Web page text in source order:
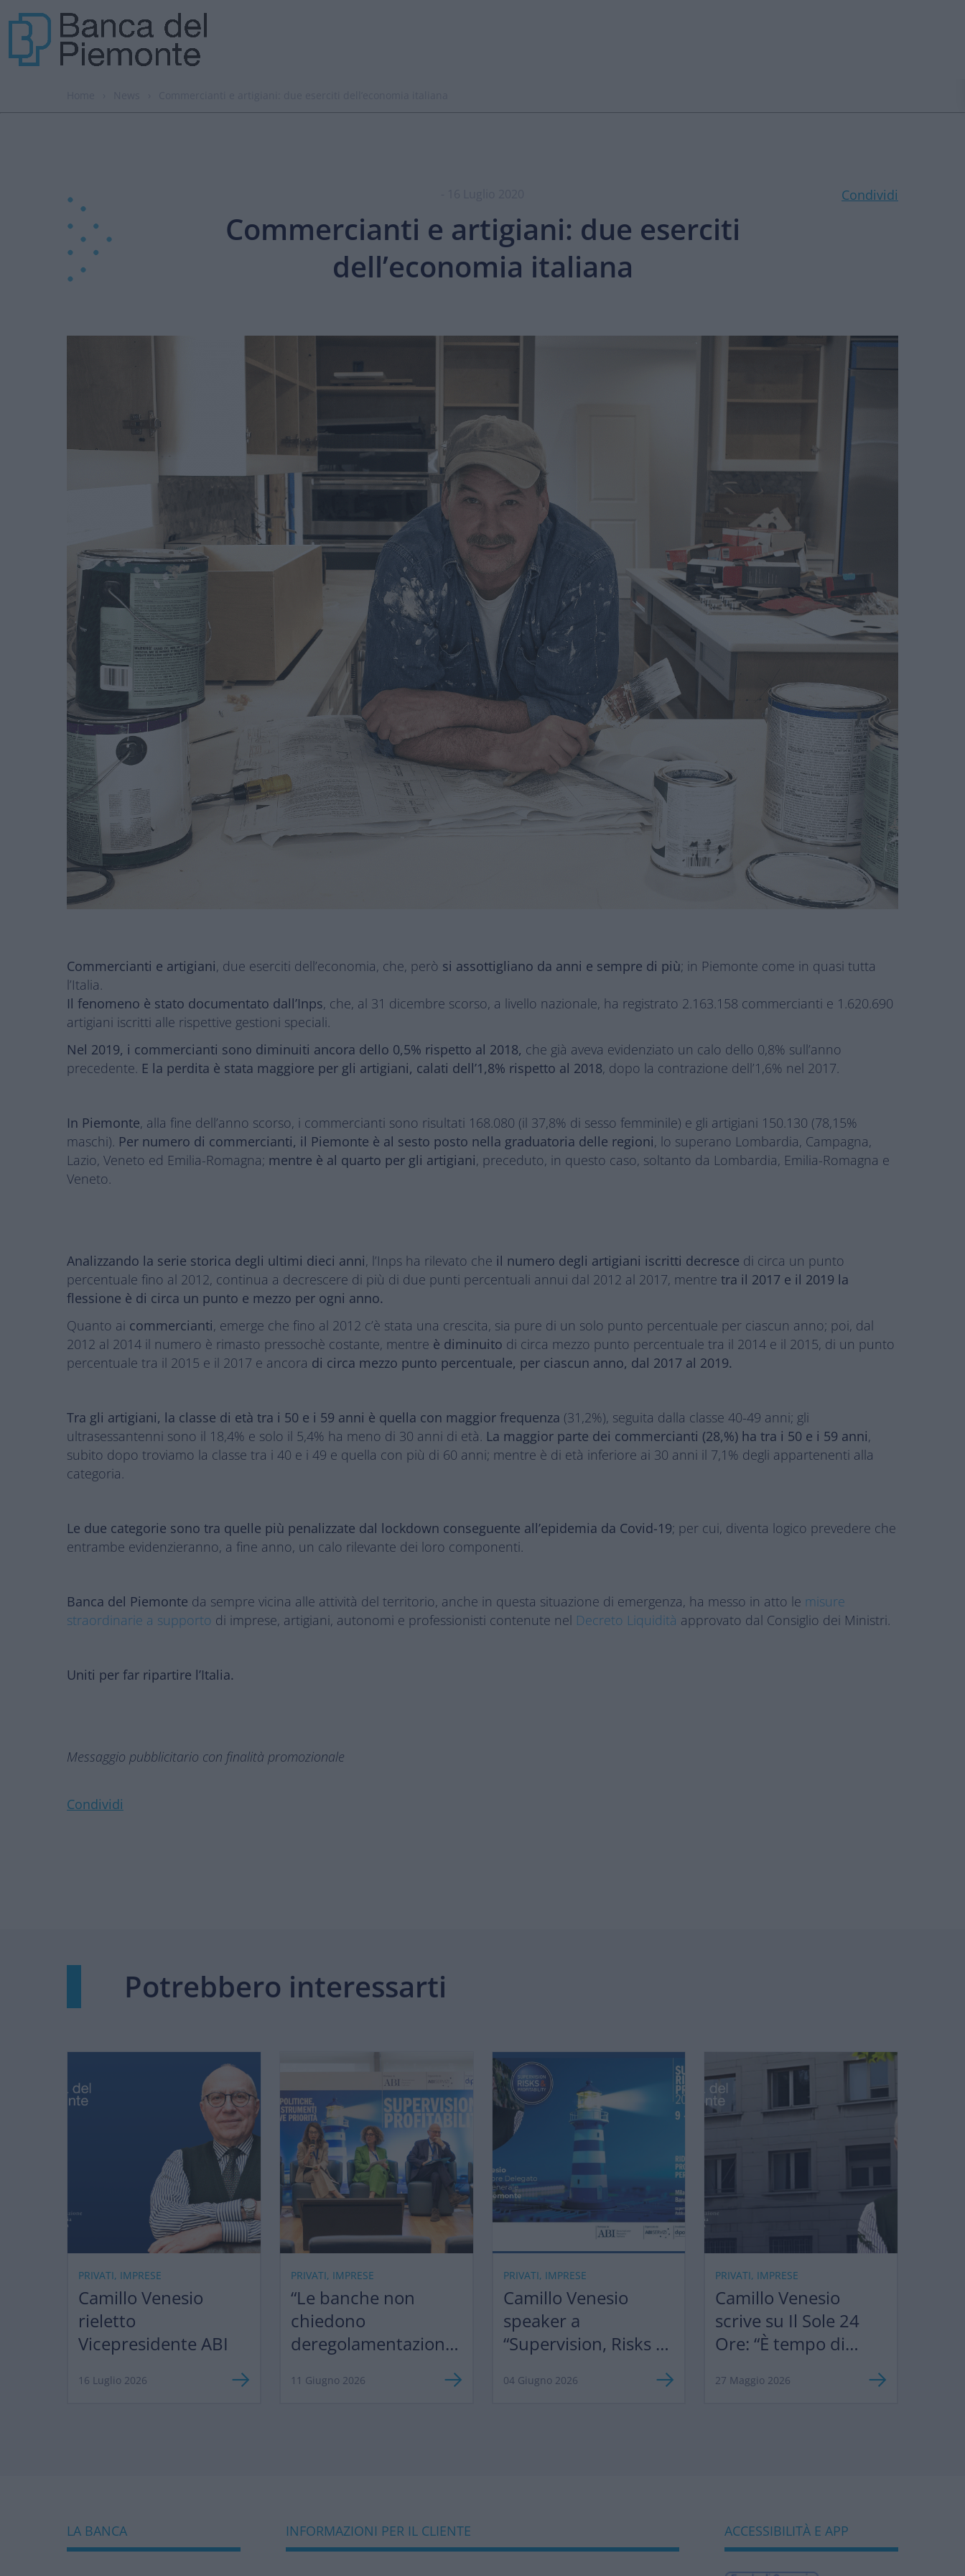
Condividi
Commercianti e artigiani: due eserciti
dell’economia italiana
Commercianti e artigiani, due eserciti dell’economia, che, però si assottigliano da anni e sempre di più; in Piemonte come in quasi tutta
l’Italia.
Il fenomeno è stato documentato dall’Inps, che, al 31 dicembre scorso, a livello nazionale, ha registrato 2.163.158 commercianti e 1.620.690
artigiani iscritti alle rispettive gestioni speciali.
Nel 2019, i commercianti sono diminuiti ancora dello 0,5% rispetto al 2018, che già aveva evidenziato un calo dello 0,8% sull’anno
precedente. E la perdita è stata maggiore per gli artigiani, calati dell’1,8% rispetto al 2018, dopo la contrazione dell’1,6% nel 2017.
In Piemonte, alla fine dell’anno scorso, i commercianti sono risultati 168.080 (il 37,8% di sesso femminile) e gli artigiani 150.130 (78,15%
maschi). Per numero di commercianti, il Piemonte è al sesto posto nella graduatoria delle regioni, lo superano Lombardia, Campagna,
Lazio, Veneto ed Emilia-Romagna; mentre è al quarto per gli artigiani, preceduto, in questo caso, soltanto da Lombardia, Emilia-Romagna e
Veneto.
Analizzando la serie storica degli ultimi dieci anni, l’Inps ha rilevato che il numero degli artigiani iscritti decresce di circa un punto
percentuale fino al 2012, continua a decrescere di più di due punti percentuali annui dal 2012 al 2017, mentre tra il 2017 e il 2019 la
flessione è di circa un punto e mezzo per ogni anno.
Quanto ai commercianti, emerge che fino al 2012 c’è stata una crescita, sia pure di un solo punto percentuale per ciascun anno; poi, dal
2012 al 2014 il numero è rimasto pressochè costante, mentre è diminuito di circa mezzo punto percentuale tra il 2014 e il 2015, di un punto
percentuale tra il 2015 e il 2017 e ancora di circa mezzo punto percentuale, per ciascun anno, dal 2017 al 2019.
Tra gli artigiani, la classe di età tra i 50 e i 59 anni è quella con maggior frequenza (31,2%), seguita dalla classe 40-49 anni; gli
ultrasessantenni sono il 18,4% e solo il 5,4% ha meno di 30 anni di età. La maggior parte dei commercianti (28,%) ha tra i 50 e i 59 anni,
subito dopo troviamo la classe tra i 40 e i 49 e quella con più di 60 anni; mentre è di età inferiore ai 30 anni il 7,1% degli appartenenti alla
categoria.
Le due categorie sono tra quelle più penalizzate dal lockdown conseguente all’epidemia da Covid-19; per cui, diventa logico prevedere che
entrambe evidenzieranno, a fine anno, un calo rilevante dei loro componenti.
Banca del Piemonte da sempre vicina alle attività del territorio, anche in questa situazione di emergenza, ha messo in atto le misure
straordinarie a supporto di imprese, artigiani, autonomi e professionisti contenute nel Decreto Liquidità approvato dal Consiglio dei Ministri.
Uniti per far ripartire l’Italia.
Messaggio pubblicitario con finalità promozionale
Condividi
Potrebbero interessarti
PRIVATI, IMPRESE
Camillo Venesio
rieletto
Vicepresidente ABI
16 Luglio 2026
PRIVATI, IMPRESE
“Le banche non
chiedono
deregolamentazione,
11 Giugno 2026
PRIVATI, IMPRESE
Camillo Venesio
speaker a
“Supervision, Risks &
04 Giugno 2026
PRIVATI, IMPRESE
Camillo Venesio
scrive su Il Sole 24
Ore: “È tempo di
norme europee per
27 Maggio 2026
LA BANCA INFORMAZIONI PER IL CLIENTE ACCESSIBILITÀ E APP